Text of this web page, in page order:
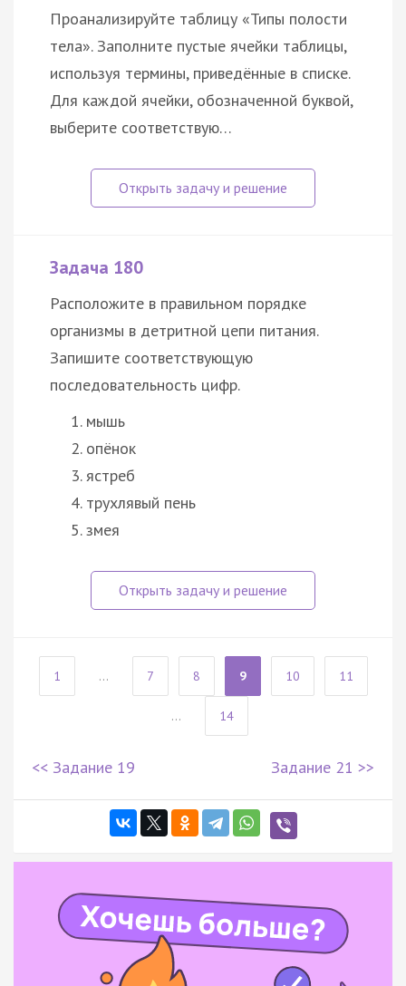
Проанализируйте таблицу «Типы полости
тела». Заполните пустые ячейки таблицы,
используя термины, приведённые в списке.
Для каждой ячейки, обозначенной буквой,
выберите соответствую…
Задача 180
Расположите в правильном порядке
организмы в детритной цепи питания.
Запишите соответствующую
последовательность цифр.
мышь
опёнок
ястреб
трухлявый пень
змея
1 ... 7 8 9 10 11
... 14
<< Задание 19 Задание 21 >>